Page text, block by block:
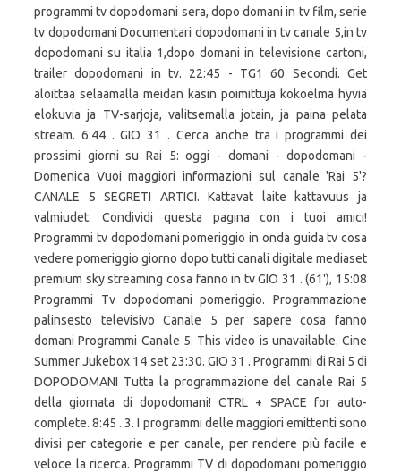
programmi tv dopodomani sera, dopo domani in tv film, serie
tv dopodomani Documentari dopodomani in tv canale 5,in tv
dopodomani su italia 1,dopo domani in televisione cartoni,
trailer dopodomani in tv. 22:45 - TG1 60 Secondi. Get
aloittaa selaamalla meidän käsin poimittuja kokoelma hyviä
elokuvia ja TV-sarjoja, valitsemalla jotain, ja paina pelata
stream. 6:44 . GIO 31 . Cerca anche tra i programmi dei
prossimi giorni su Rai 5: oggi - domani - dopodomani -
Domenica Vuoi maggiori informazioni sul canale 'Rai 5'?
CANALE 5 SEGRETI ARTICI. Kattavat laite kattavuus ja
valmiudet. Condividi questa pagina con i tuoi amici!
Programmi tv dopodomani pomeriggio in onda guida tv cosa
vedere pomeriggio giorno dopo tutti canali digitale mediaset
premium sky streaming cosa fanno in tv GIO 31 . (61'), 15:08
Programmi Tv dopodomani pomeriggio. Programmazione
palinsesto televisivo Canale 5 per sapere cosa fanno
domani Programmi Canale 5. This video is unavailable. Cine
Summer Jukebox 14 set 23:30. GIO 31 . Programmi di Rai 5 di
DOPODOMANI Tutta la programmazione del canale Rai 5
della giornata di dopodomani! CTRL + SPACE for auto-
complete. 8:45 . 3. I programmi delle maggiori emittenti sono
divisi per categorie e per canale, per rendere più facile e
veloce la ricerca. Programmi TV di dopodomani pomeriggio